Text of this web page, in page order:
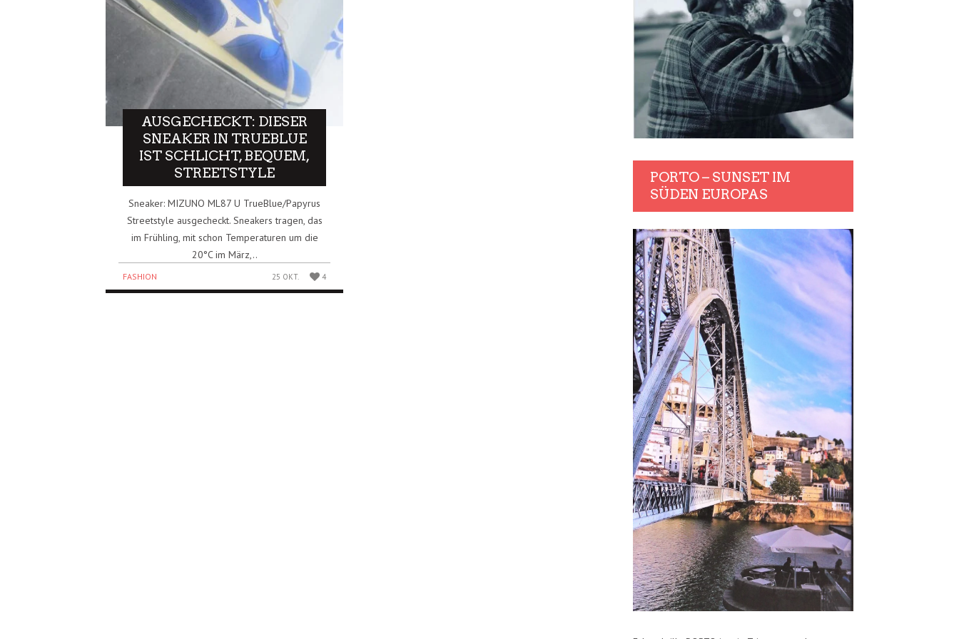
AUSGECHECKT: DIESER
SNEAKER IN TRUEBLUE
IST SCHLICHT, BEQUEM,
STREETSTYLE
Sneaker: MIZUNO ML87 U TrueBlue/Papyrus
Streetstyle ausgecheckt. Sneakers tragen, das
im Frühling, mit schon Temperaturen um die
20°C im März,..
FASHION 25 OKT. 4
PORTO – SUNSET IM
SÜDEN EUROPAS